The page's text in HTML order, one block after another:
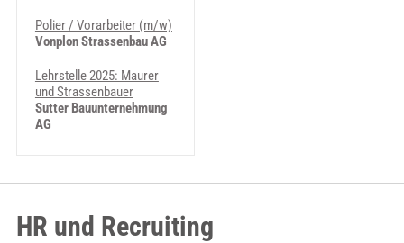
Polier / Vorarbeiter (m/w)
Vonplon Strassenbau AG
Lehrstelle 2025: Maurer
und Strassenbauer
Sutter Bauunternehmung
AG
HR und Recruiting